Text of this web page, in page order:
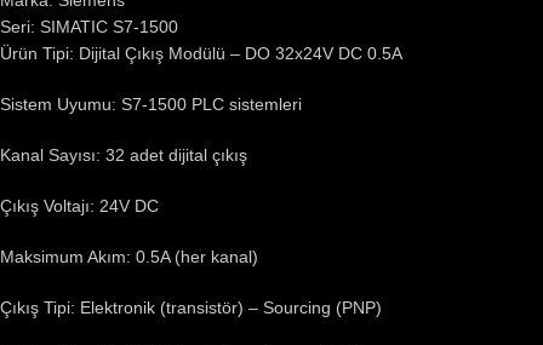
Seri: SIMATIC S7-1500
Ürün Tipi: Dijital Çıkış Modülü – DO 32x24V DC 0.5A
Sistem Uyumu: S7-1500 PLC sistemleri
Kanal Sayısı: 32 adet dijital çıkış
Çıkış Voltajı: 24V DC
Maksimum Akım: 0.5A (her kanal)
Çıkış Tipi: Elektronik (transistör) – Sourcing (PNP)